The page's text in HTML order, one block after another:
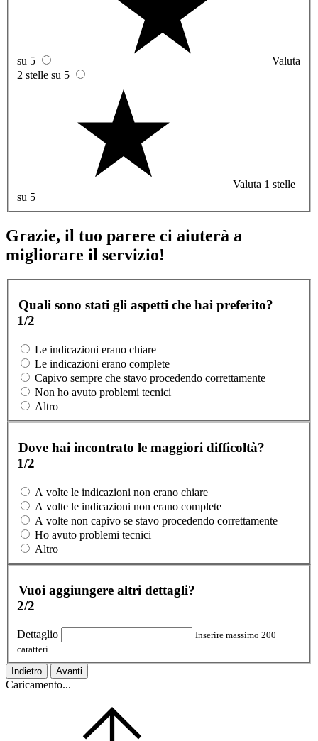
su 5
Valuta
2 stelle su 5
Valuta 1 stelle
su 5
Grazie, il tuo parere ci aiuterà a
migliorare il servizio!
Quali sono stati gli aspetti che hai preferito?
1/2
Le indicazioni erano chiare
Le indicazioni erano complete
Capivo sempre che stavo procedendo correttamente
Non ho avuto problemi tecnici
Altro
Dove hai incontrato le maggiori difficoltà?
1/2
A volte le indicazioni non erano chiare
A volte le indicazioni non erano complete
A volte non capivo se stavo procedendo correttamente
Ho avuto problemi tecnici
Altro
Vuoi aggiungere altri dettagli?
2/2
Dettaglio
Inserire massimo 200
caratteri
Indietro Avanti
Caricamento...